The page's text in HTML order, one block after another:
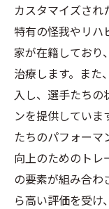
カスタマイズされ
特有の怪我やリハ
家が在籍しており
治療します。また
入し、選手たちの
ンを提供していま
たちのパフォー
向上のためのトレ
の要素が組み合わ
ら高い評価を受